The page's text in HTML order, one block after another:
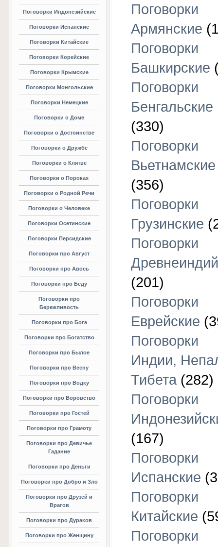
Поговорки Индонезийские
Поговорки Испанские
Поговорки Китайские
Поговорки Корейские
Поговорки Крымские
Поговорки Монгольские
Поговорки Немецкие
Поговорки о Доме
Поговорки о Достоинстве
Поговорки о Дружбе
Поговорки о Клятве
Поговорки о Пороках
Поговорки о Родной Речи
Поговорки о Человеке
Поговорки Осетинские
Поговорки Персидские
Поговорки про Август
Поговорки про Авось
Поговорки про Беду
Поговорки про
Бережливость
Поговорки про Бога
Поговорки про Богатство
Поговорки про Былое
Поговорки про Весну
Поговорки про Водку
Поговорки про Воровство
Поговорки про Гостей
Поговорки про Грамоту
Поговорки про Девичье
Гадание
Поговорки про Деньги
Поговорки про Добро и Зло
Поговорки про Друзей и
Врагов
Поговорки про Дураков
Поговорки про Женщину
Поговорки
Армянские
Поговорки
Башкирские
Поговорки
Бенгальские
(330)
Поговорки
Вьетнамские
(356)
Поговорки
Грузинские
Поговорки
(201)
Поговорки
Еврейские
Поговорки
Индии,
Тибета (282)
Поговорки
(167)
Поговорки
Испанские
Поговорки
Китайские
Поговорки